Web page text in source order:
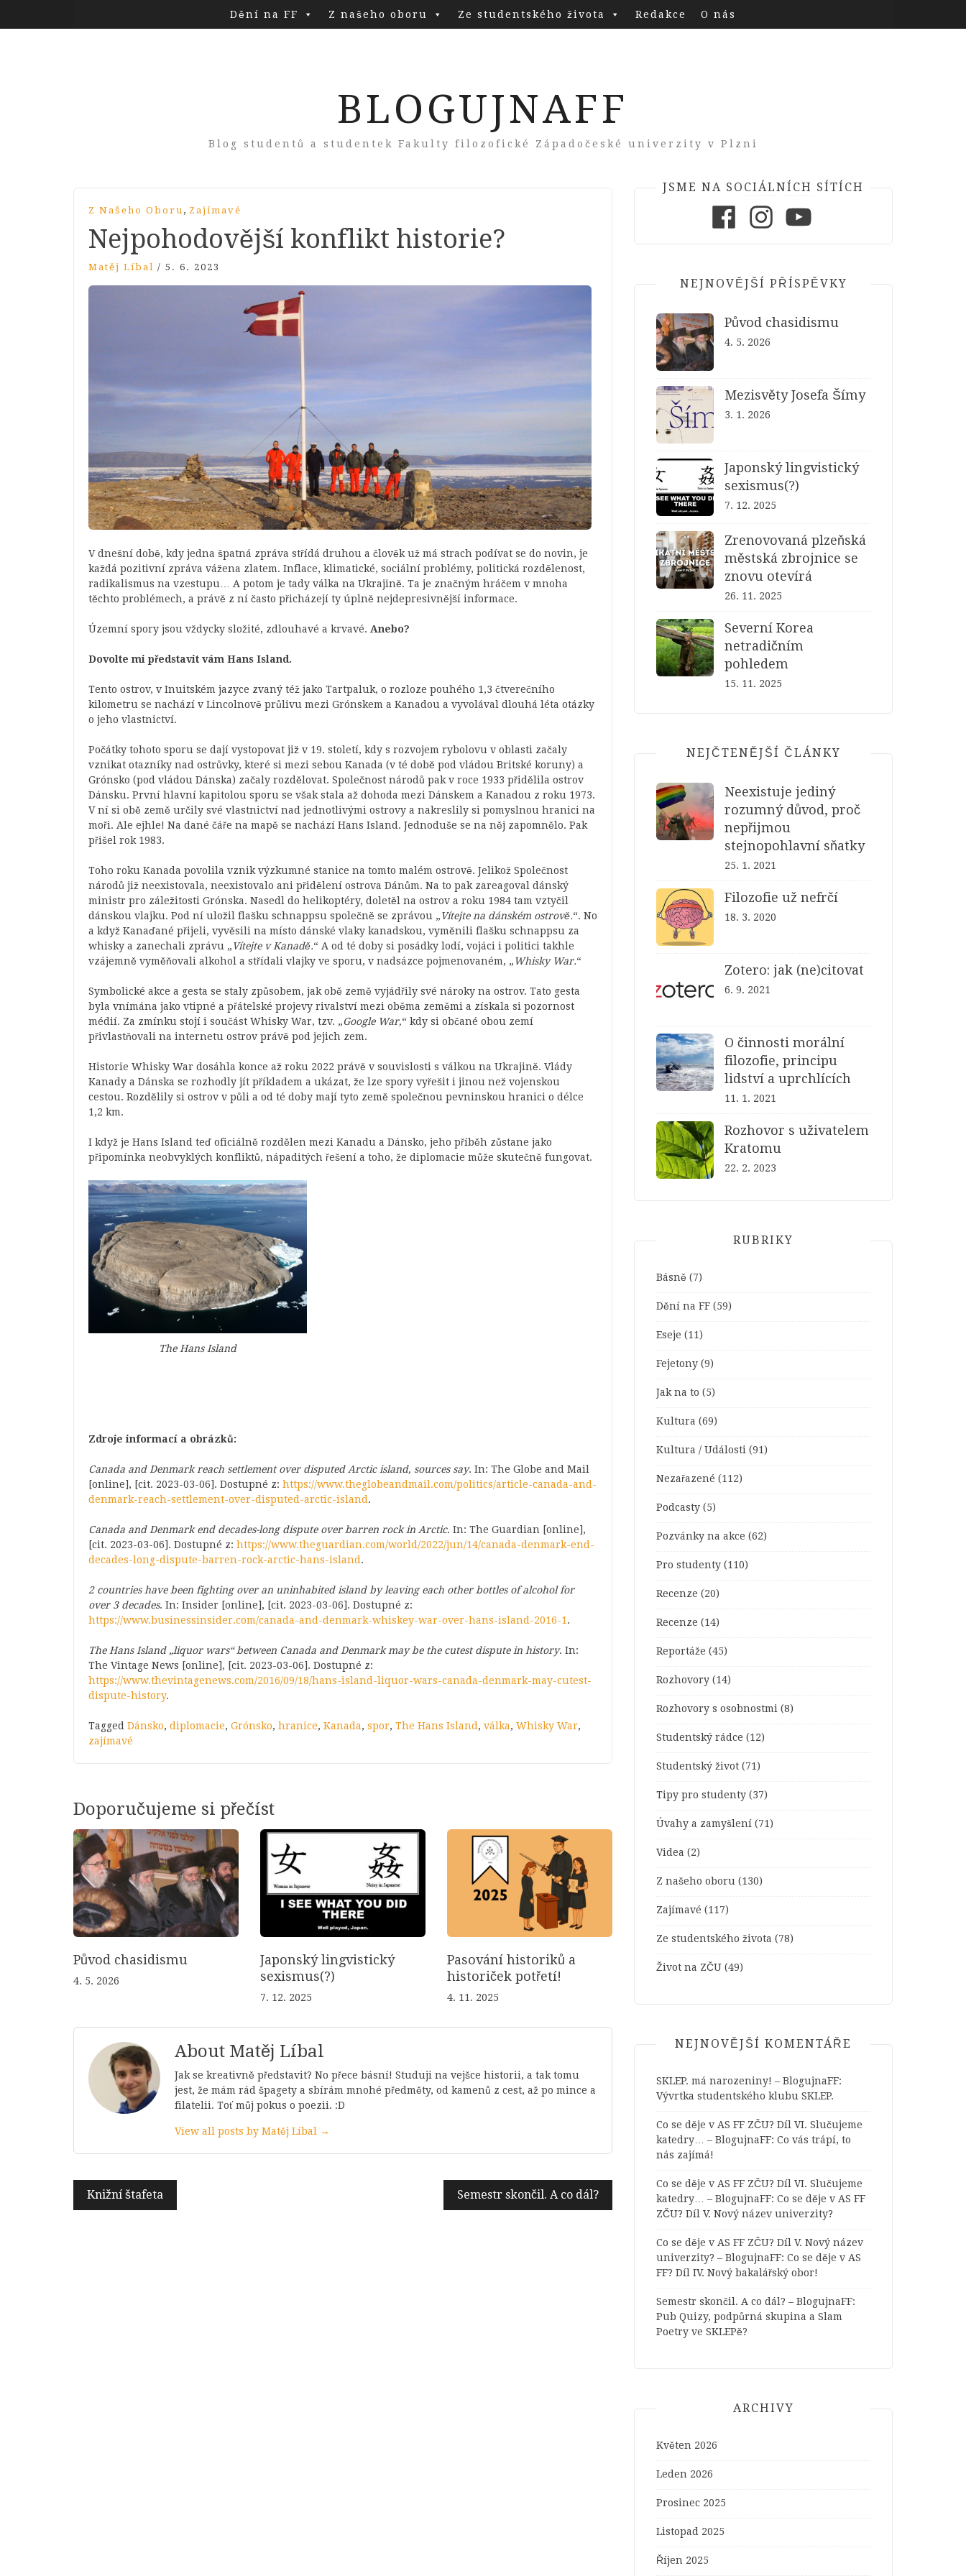
Dění na FF Z našeho oboru Ze studentského života Redakce O nás
BLOGUJNAFF
Blog studentů a studentek Fakulty filozofické Západočeské univerzity v Plzni
Z Našeho Oboru, Zajímavé
Nejpohodovější konflikt historie?
Matěj Líbal / 5. 6. 2023
V dnešní době, kdy jedna špatná zpráva střídá druhou a člověk už má strach podívat se do novin, je
každá pozitivní zpráva vážena zlatem. Inflace, klimatické, sociální problémy, politická rozdělenost,
radikalismus na vzestupu… A potom je tady válka na Ukrajině. Ta je značným hráčem v mnoha
těchto problémech, a právě z ní často přicházejí ty úplně nejdepresivnější informace.
Územní spory jsou vždycky složité, zdlouhavé a krvavé. Anebo?
Dovolte mi představit vám Hans Island.
Tento ostrov, v Inuitském jazyce zvaný též jako Tartpaluk, o rozloze pouhého 1,3 čtverečního
kilometru se nachází v Lincolnově průlivu mezi Grónskem a Kanadou a vyvolával dlouhá léta otázky
o jeho vlastnictví.
Počátky tohoto sporu se dají vystopovat již v 19. století, kdy s rozvojem rybolovu v oblasti začaly
vznikat otazníky nad ostrůvky, které si mezi sebou Kanada (v té době pod vládou Britské koruny) a
Grónsko (pod vládou Dánska) začaly rozdělovat. Společnost národů pak v roce 1933 přidělila ostrov
Dánsku. První hlavní kapitolou sporu se však stala až dohoda mezi Dánskem a Kanadou z roku 1973.
V ní si obě země určily své vlastnictví nad jednotlivými ostrovy a nakreslily si pomyslnou hranici na
moři. Ale ejhle! Na dané čáře na mapě se nachází Hans Island. Jednoduše se na něj zapomnělo. Pak
přišel rok 1983.
Toho roku Kanada povolila vznik výzkumné stanice na tomto malém ostrově. Jelikož Společnost
národů již neexistovala, neexistovalo ani přidělení ostrova Dánům. Na to pak zareagoval dánský
ministr pro záležitosti Grónska. Nasedl do helikoptéry, doletěl na ostrov a roku 1984 tam vztyčil
dánskou vlajku. Pod ní uložil flašku schnappsu společně se zprávou „Vítejte na dánském ostrově.“. No
a když Kanaďané přijeli, vyvěsili na místo dánské vlaky kanadskou, vyměnili flašku schnappsu za
whisky a zanechali zprávu „Vítejte v Kanadě.“ A od té doby si posádky lodí, vojáci i politici takhle
vzájemně vyměňovali alkohol a střídali vlajky ve sporu, v nadsázce pojmenovaném, „Whisky War.“
Symbolické akce a gesta se staly způsobem, jak obě země vyjádřily své nároky na ostrov. Tato gesta
byla vnímána jako vtipné a přátelské projevy rivalství mezi oběma zeměmi a získala si pozornost
médií. Za zmínku stojí i součást Whisky War, tzv. „Google War,“ kdy si občané obou zemí
přivlastňovali na internetu ostrov právě pod jejich zem.
Historie Whisky War dosáhla konce až roku 2022 právě v souvislosti s válkou na Ukrajině. Vlády
Kanady a Dánska se rozhodly jít příkladem a ukázat, že lze spory vyřešit i jinou než vojenskou
cestou. Rozdělily si ostrov v půli a od té doby mají tyto země společnou pevninskou hranici o délce
1,2 km.
I když je Hans Island teď oficiálně rozdělen mezi Kanadu a Dánsko, jeho příběh zůstane jako
připomínka neobvyklých konfliktů, nápaditých řešení a toho, že diplomacie může skutečně fungovat.
The Hans Island
Zdroje informací a obrázků:
Canada and Denmark reach settlement over disputed Arctic island, sources say. In: The Globe and Mail
[online], [cit. 2023-03-06]. Dostupné z: https://www.theglobeandmail.com/politics/article-canada-and-
denmark-reach-settlement-over-disputed-arctic-island .
Canada and Denmark end decades-long dispute over barren rock in Arctic. In: The Guardian [online],
[cit. 2023-03-06]. Dostupné z: https://www.theguardian.com/world/2022/jun/14/canada-denmark-end-
decades-long-dispute-barren-rock-arctic-hans-island .
2 countries have been fighting over an uninhabited island by leaving each other bottles of alcohol for
over 3 decades. In: Insider [online], [cit. 2023-03-06]. Dostupné z:
https://www.businessinsider.com/canada-and-denmark-whiskey-war-over-hans-island-2016-1.
The Hans Island „liquor wars“ between Canada and Denmark may be the cutest dispute in history. In:
The Vintage News [online], [cit. 2023-03-06]. Dostupné z:
https://www.thevintagenews.com/2016/09/18/hans-island-liquor-wars-canada-denmark-may-cutest-
dispute-history.
Tagged Dánsko, diplomacie, Grónsko, hranice, Kanada, spor, The Hans Island , válka, Whisky War,
zajímavé
Doporučujeme si přečíst
Původ chasidismu
4. 5. 2026
Japonský lingvistický
sexismus(?)
7. 12. 2025
Pasování historiků a
historiček potřetí!
4. 11. 2025
About Matěj Líbal
Jak se kreativně představit? No přece básní! Studuji na vejšce historii, a tak tomu
jest, že mám rád špagety a sbírám mnohé předměty, od kamenů z cest, až po mince a
filatelii. Toť můj pokus o poezii. :D
View all posts by Matěj Líbal →
Navigace
pro
Knižní štafeta Semestr skončil. A co dál?
JSME NA SOCIÁLNÍCH SÍTÍCH
NEJNOVĚJŠÍ PŘÍSPĚVKY
Původ chasidismu
4. 5. 2026
Mezisvěty Josefa Šímy
3. 1. 2026
Japonský lingvistický
sexismus(?)
7. 12. 2025
Zrenovovaná plzeňská
městská zbrojnice se
znovu otevírá
26. 11. 2025
Severní Korea
netradičním
pohledem
15. 11. 2025
NEJČTENĚJŠÍ ČLÁNKY
Neexistuje jediný
rozumný důvod, proč
nepřijmou
stejnopohlavní sňatky
25. 1. 2021
Filozofie už nefrčí
18. 3. 2020
Zotero: jak (ne)citovat
6. 9. 2021
O činnosti morální
filozofie, principu
lidství a uprchlících
11. 1. 2021
Rozhovor s uživatelem
Kratomu
22. 2. 2023
RUBRIKY
Básně (7)
Dění na FF (59)
Eseje (11)
Fejetony (9)
Jak na to (5)
Kultura (69)
Kultura / Události (91)
Nezařazené (112)
Podcasty (5)
Pozvánky na akce (62)
Pro studenty (110)
Recenze (20)
Recenze (14)
Reportáže (45)
Rozhovory (14)
Rozhovory s osobnostmi (8)
Studentský rádce (12)
Studentský život (71)
Tipy pro studenty (37)
Úvahy a zamyšlení (71)
Videa (2)
Z našeho oboru (130)
Zajímavé (117)
Ze studentského života (78)
Život na ZČU (49)
NEJNOVĚJŠÍ KOMENTÁŘE
SKLEP. má narozeniny! – BlogujnaFF:
Vývrtka studentského klubu SKLEP.
Co se děje v AS FF ZČU? Díl VI. Slučujeme
katedry… – BlogujnaFF: Co vás trápí, to
nás zajímá!
Co se děje v AS FF ZČU? Díl VI. Slučujeme
katedry… – BlogujnaFF: Co se děje v AS FF
ZČU? Díl V. Nový název univerzity?
Co se děje v AS FF ZČU? Díl V. Nový název
univerzity? – BlogujnaFF: Co se děje v AS
FF? Díl IV. Nový bakalářský obor!
Semestr skončil. A co dál? – BlogujnaFF:
Pub Quizy, podpůrná skupina a Slam
Poetry ve SKLEPě?
ARCHIVY
Květen 2026
Leden 2026
Prosinec 2025
Listopad 2025
Říjen 2025